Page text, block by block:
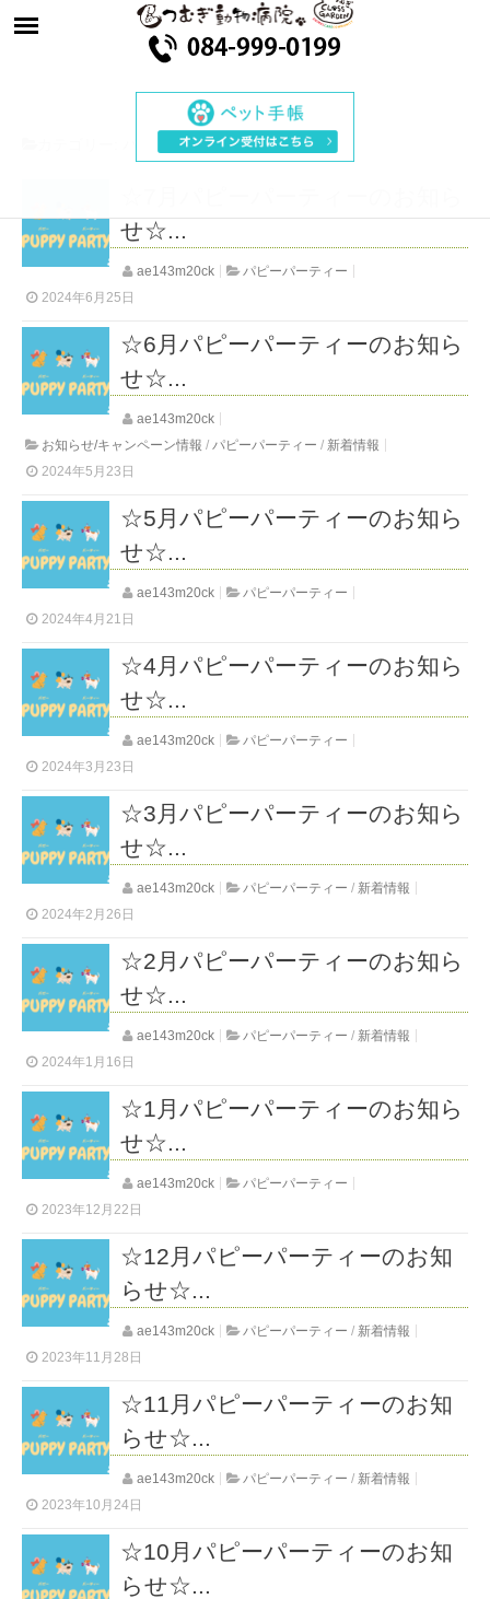
パピーパーティー
せ☆...
ae143m20ck
パピーパーティー
2024年6月25日
☆6月パピーパーティーのお知ら
せ☆...
ae143m20ck
お知らせ/キャンペーン情報 / パピーパーティー / 新着情報
2024年5月23日
☆5月パピーパーティーのお知ら
せ☆...
ae143m20ck
パピーパーティー
2024年4月21日
☆4月パピーパーティーのお知ら
せ☆...
ae143m20ck
パピーパーティー
2024年3月23日
☆3月パピーパーティーのお知ら
せ☆...
ae143m20ck パピーパーティー / 新着情報
2024年2月26日
☆2月パピーパーティーのお知ら
せ☆...
ae143m20ck パピーパーティー / 新着情報
2024年1月16日
☆1月パピーパーティーのお知ら
せ☆...
ae143m20ck
パピーパーティー
2023年12月22日
☆12月パピーパーティーのお知
らせ☆...
ae143m20ck パピーパーティー / 新着情報
2023年11月28日
☆11月パピーパーティーのお知
らせ☆...
ae143m20ck パピーパーティー / 新着情報
2023年10月24日
☆10月パピーパーティーのお知
らせ☆...